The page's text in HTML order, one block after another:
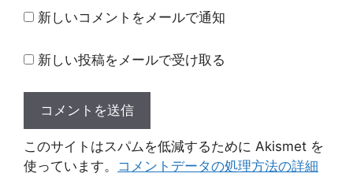
ト 新しいコメントをメールで通知
新しい投稿をメールで受け取る
このサイトはスパムを低減するために Akismet を
使っています。 コメントデータの処理方法の詳細